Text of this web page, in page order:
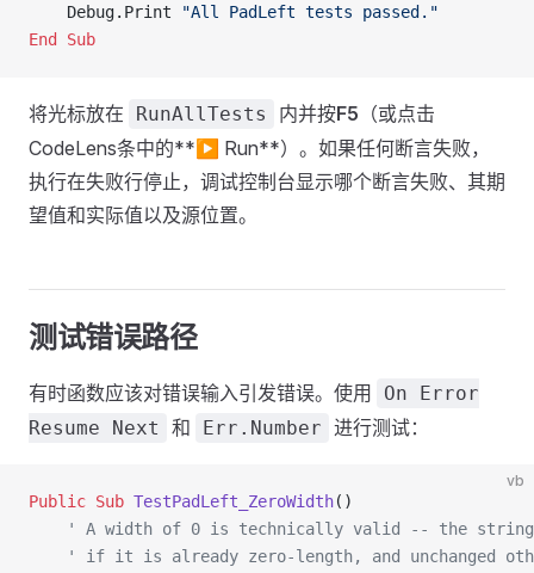
    Debug.Print
"All PadLeft tests passed."
End Sub
将光标放在 RunAllTests 内并按F5 （或点击
CodeLens条中的**▶ Run**）。如果任何断言失败，
执行在失败行停止，调试控制台显示哪个断言失败、其期
望值和实际值以及源位置。
测试错误路径
有时函数应该对错误输入引发错误。使用
On Error
Resume Next
和 Err.Number 进行测试：
vb
Public Sub TestPadLeft_ZeroWidth()
' A width of 0 is technically valid -- the
' if it is already zero-length, and unchanged